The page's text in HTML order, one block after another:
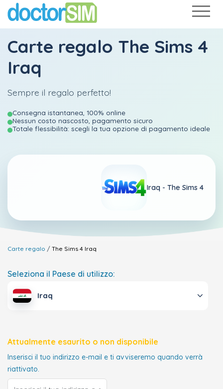
Carte regalo The Sims 4
Iraq
Sempre il regalo perfetto!
Consegna istantanea, 100% online
Nessun costo nascosto, pagamento sicuro
Totale flessibilità: scegli la tua opzione di pagamento ideale
Iraq - The Sims 4
Carte regalo The Sims 4 Iraq
Seleziona il Paese di utilizzo:
Iraq
Attualmente esaurito o non disponibile
Inserisci il tuo indirizzo e-mail e ti avviseremo quando verrà
riattivato.